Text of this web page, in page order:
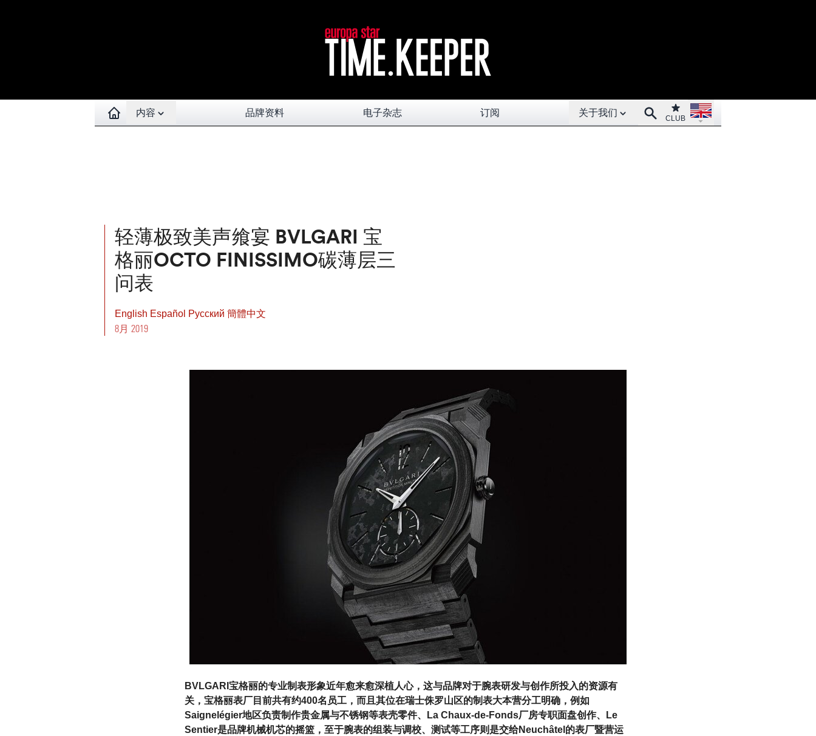
Open contents menu
内容 品牌资料 电子杂志 订阅
Open About menu
关于我们 SearchClub
CLUB
Open language menu
轻薄极致美声飨宴 BVLGARI 宝
格丽OCTO FINISSIMO碳薄层三
问表
English Español Pусский 簡體中文
8月 2019
BVLGARI宝格丽的专业制表形象近年愈来愈深植人心，这与品牌对于腕表研发与创作所投入的资源有
关，宝格丽表厂目前共有约400名员工，而且其位在瑞士侏罗山区的制表大本营分工明确，例如
Saignelégier地区负责制作贵金属与不锈钢等表壳零件、La Chaux-de-Fonds厂房专职面盘创作、Le
Sentier是品牌机械机芯的摇篮，至于腕表的组装与调校、测试等工序则是交给Neuchâtel的表厂暨营运